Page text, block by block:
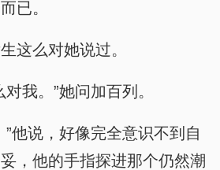
已。
这么对她说过。
我。”她问加百列。
”他说，好像完全意识不到自
，他的手指探进那个仍然潮